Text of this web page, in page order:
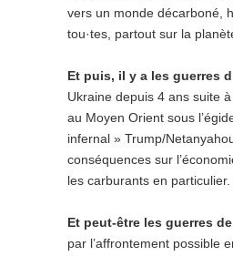
vers un monde décarboné,
tou·tes, partout sur la
Et puis, il y a les guerres
Ukraine depuis 4 ans suite à
au Moyen Orient sous
infernal » Trump/
conséquences sur
les carburants en particulier.
Et peut-être les guerres
par l’affrontement possible